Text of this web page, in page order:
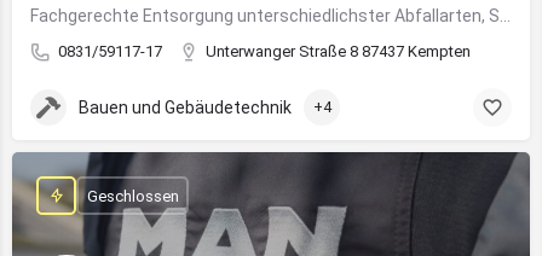
0831/59117-17 Unterwanger Straße 8 87437 Kempten
Bauen und Gebäudetechnik +4
Geschlossen